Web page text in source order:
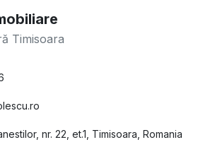
Timisoara
nr. 22, et.1, Timisoara, Romania